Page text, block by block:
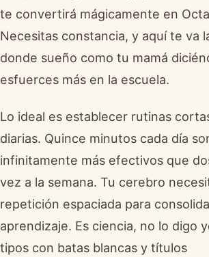
te convertirá mágicamente en
Necesitas constancia, y aquí te va
donde sueño como tu mamá
esfuerces más en la escuela.
Lo ideal es establecer rutinas
diarias. Quince minutos cada día
infinitamente más efectivos que
vez a la semana. Tu cerebro
repetición espaciada para
aprendizaje. Es ciencia, no lo digo
tipos con batas blancas y títulos